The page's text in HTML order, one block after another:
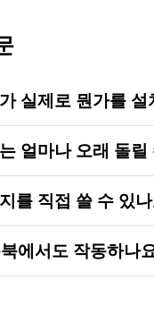
실제로 뭔가를 설
얼마나 오래 돌릴
를 직접 쓸 수 있
에서도 작동하나